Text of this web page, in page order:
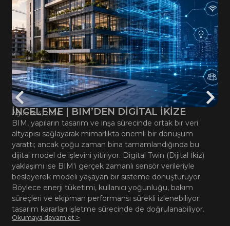
İNCELEME | BIM’DEN DİGİTAL İKİZE
Ağustos 4, 2026
BIM, yapıların tasarım ve inşa sürecinde ortak bir veri
altyapısı sağlayarak mimarlıkta önemli bir dönüşüm
yarattı; ancak çoğu zaman bina tamamlandığında bu
dijital model de işlevini yitiriyor. Digital Twin (Dijital İkiz)
yaklaşımı ise BIM'i gerçek zamanlı sensör verileriyle
besleyerek modeli yaşayan bir sisteme dönüştürüyor.
Böylece enerji tüketimi, kullanıcı yoğunluğu, bakım
süreçleri ve ekipman performansı sürekli izlenebiliyor;
tasarım kararları işletme sürecinde de doğrulanabiliyor.
Okumaya devam et >